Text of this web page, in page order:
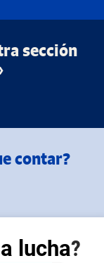
sección
contar?
lucha?